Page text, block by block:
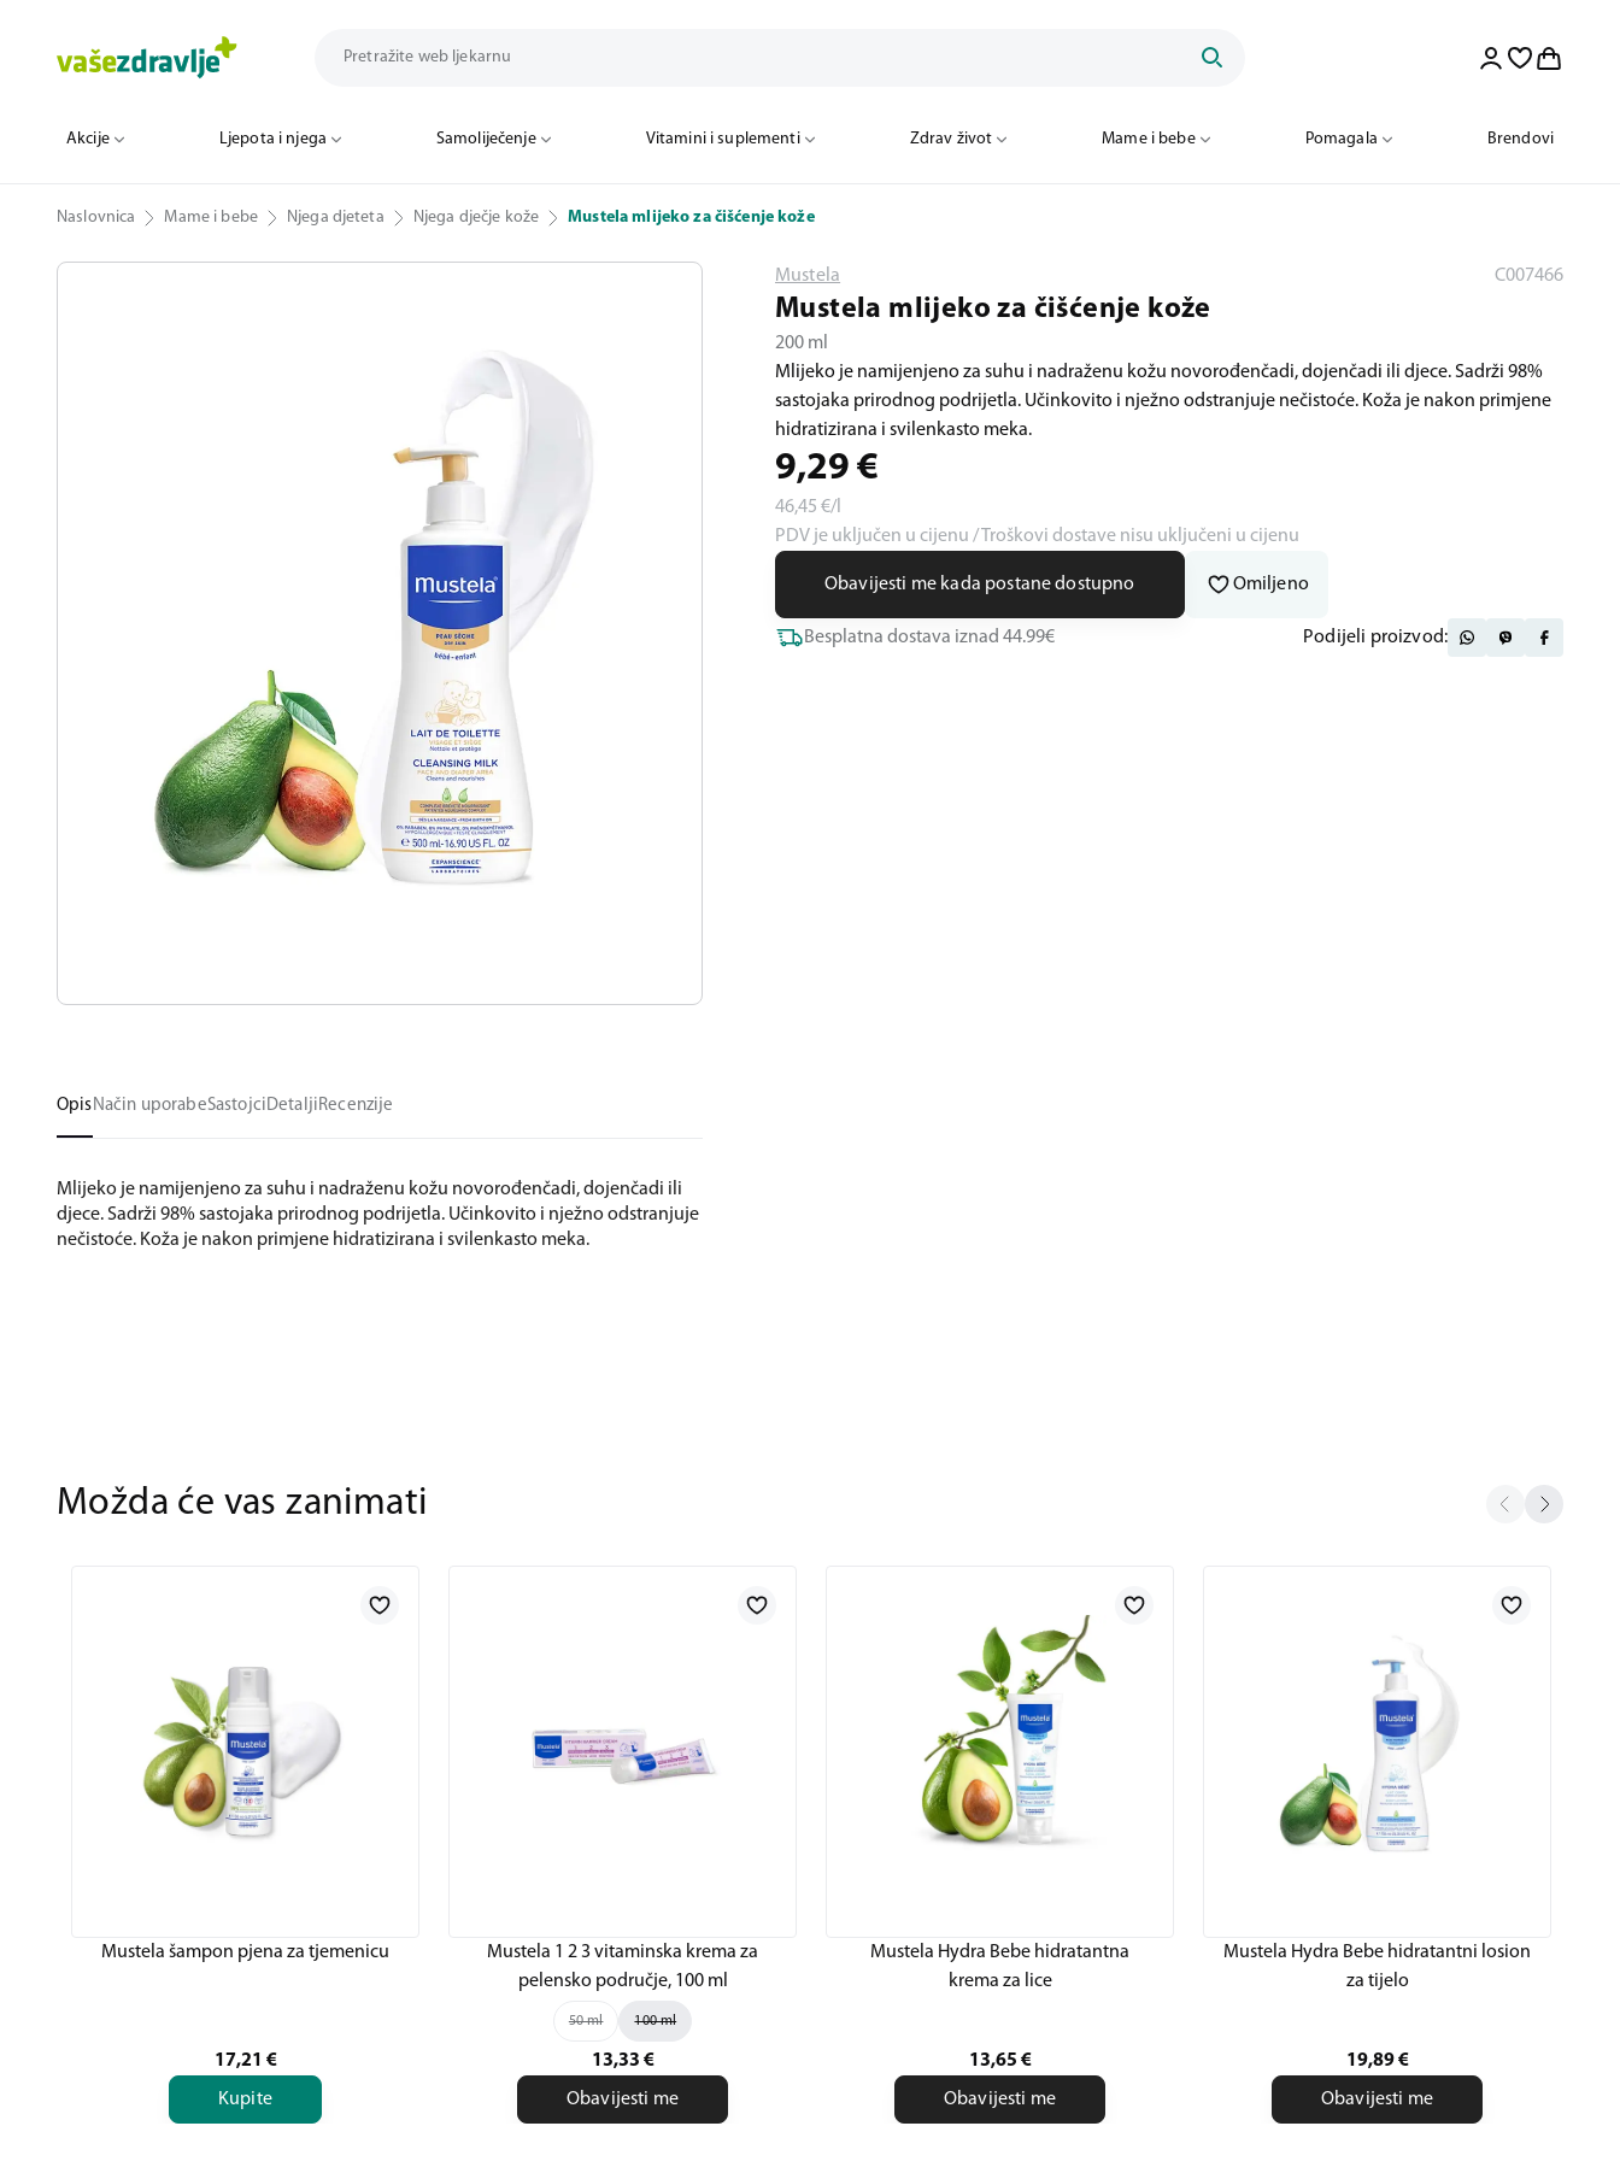
Akcije Ljepota i njega Samoliječenje Vitamini i suplementi Zdrav život Mame i bebe Pomagala Brendovi
Naslovnica Mame i bebe Njega djeteta Njega dječje kože Mustela mlijeko za čišćenje kože
OpisNačin uporabeSastojciDetaljiRecenzije
Mlijeko je namijenjeno za suhu i nadraženu kožu novorođenčadi, dojenčadi ili
djece. Sadrži 98% sastojaka prirodnog podrijetla. Učinkovito i nježno odstranjuje
nečistoće. Koža je nakon primjene hidratizirana i svilenkasto meka.
Mustela C007466
Mustela mlijeko za čišćenje kože
200 ml
Mlijeko je namijenjeno za suhu i nadraženu kožu novorođenčadi, dojenčadi ili djece. Sadrži 98%
sastojaka prirodnog podrijetla. Učinkovito i nježno odstranjuje nečistoće. Koža je nakon primjene
hidratizirana i svilenkasto meka.
9,29 €
46,45 €/l
PDV je uključen u cijenu / Troškovi dostave nisu uključeni u cijenu
Obavijesti me kada postane dostupno Omiljeno
Besplatna dostava iznad 44.99€ Podijeli proizvod:
Možda će vas zanimati
Mustela šampon pjena za tjemenicu
17,21 €
Kupite
Mustela 1 2 3 vitaminska krema za
pelensko područje, 100 ml
50 ml 100 ml
13,33 €
Obavijesti me
Mustela Hydra Bebe hidratantna
krema za lice
13,65 €
Obavijesti me
Mustela Hydra Bebe hidratantni losion
za tijelo
19,89 €
Obavijesti me